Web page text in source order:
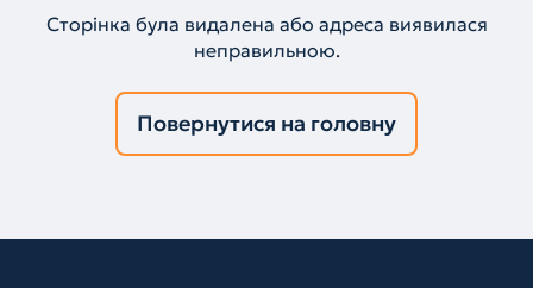
Сторінка була видалена або адреса виявилася
неправильною.
Повернутися на головну